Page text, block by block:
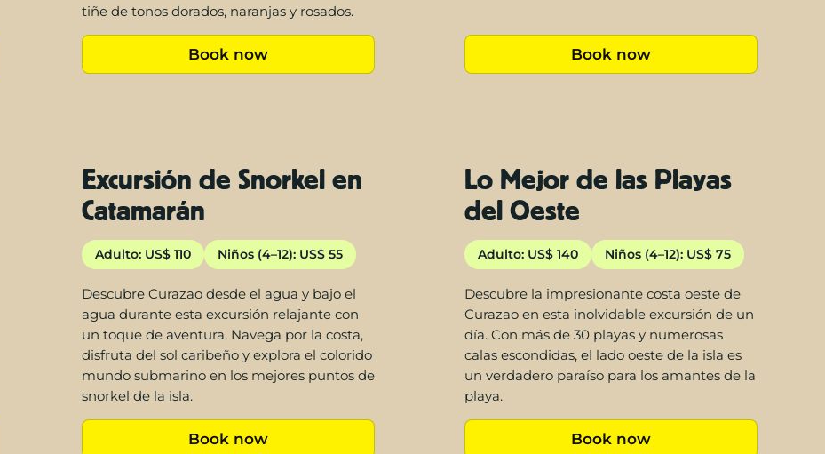
tiñe de tonos dorados, naranjas y rosados.
Book now Book now
Excursión de Snorkel en
Catamarán
Adulto: US$ 110 Niños (4–12): US$ 55
Descubre Curazao desde el agua y bajo el
agua durante esta excursión relajante con
un toque de aventura. Navega por la costa,
disfruta del sol caribeño y explora el colorido
mundo submarino en los mejores puntos de
snorkel de la isla.
Book now
Lo Mejor de las Playas
del Oeste
Adulto: US$ 140 Niños (4–12): US$ 75
Descubre la impresionante costa oeste de
Curazao en esta inolvidable excursión de un
día. Con más de 30 playas y numerosas
calas escondidas, el lado oeste de la isla es
un verdadero paraíso para los amantes de la
playa.
Book now